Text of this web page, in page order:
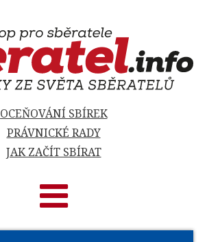
OCEŇOVÁNÍ SBÍREK
PRÁVNICKÉ RADY
JAK ZAČÍT SBÍRAT